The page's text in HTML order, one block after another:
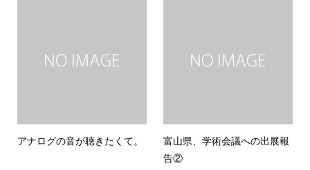
アナログの音が聴きたくて。
富山県、学術会議への出展報
告②